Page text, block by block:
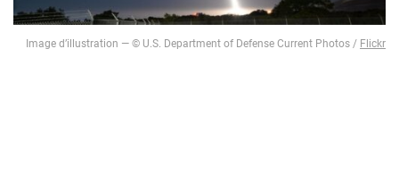
Image d’illustration — © U.S. Department of Defense Current Photos / Flickr